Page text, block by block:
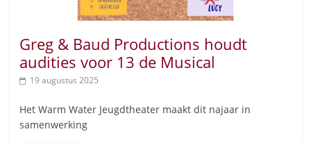
Greg & Baud Productions houdt
audities voor 13 de Musical
19 augustus 2025
Het Warm Water Jeugdtheater maakt dit najaar in
samenwerking